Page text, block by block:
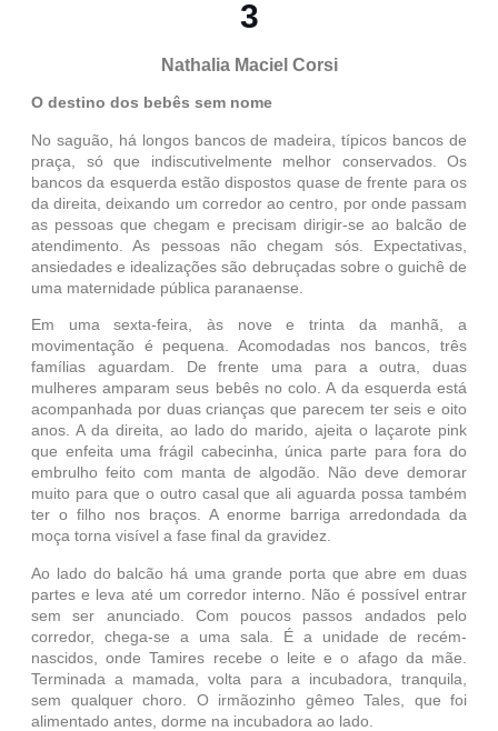
3
Nathalia Maciel Corsi
O destino dos bebês sem nome
No saguão, há longos bancos de madeira, típicos bancos de
praça, só que indiscutivelmente melhor conservados. Os
bancos da esquerda estão dispostos quase de frente para os
da direita, deixando um corredor ao centro, por onde passam
as pessoas que chegam e precisam dirigir-se ao balcão de
atendimento. As pessoas não chegam sós. Expectativas,
ansiedades e idealizações são debruçadas sobre o guichê de
uma maternidade pública paranaense.
Em uma sexta-feira, às nove e trinta da manhã, a
movimentação é pequena. Acomodadas nos bancos, três
famílias aguardam. De frente uma para a outra, duas
mulheres amparam seus bebês no colo. A da esquerda está
acompanhada por duas crianças que parecem ter seis e oito
anos. A da direita, ao lado do marido, ajeita o laçarote pink
que enfeita uma frágil cabecinha, única parte para fora do
embrulho feito com manta de algodão. Não deve demorar
muito para que o outro casal que ali aguarda possa também
ter o filho nos braços. A enorme barriga arredondada da
moça torna visível a fase final da gravidez.
Ao lado do balcão há uma grande porta que abre em duas
partes e leva até um corredor interno. Não é possível entrar
sem ser anunciado. Com poucos passos andados pelo
corredor, chega-se a uma sala. É a unidade de recém-
nascidos, onde Tamires recebe o leite e o afago da mãe.
Terminada a mamada, volta para a incubadora, tranquila,
sem qualquer choro. O irmãozinho gêmeo Tales, que foi
alimentado antes, dorme na incubadora ao lado.